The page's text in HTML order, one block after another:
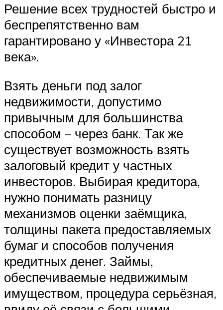
Решение всех трудностей быстро и
беспрепятственно вам
гарантировано у «Инвестора 21
века».
Взять деньги под залог
недвижимости, допустимо
привычным для большинства
способом – через банк. Так же
существует возможность взять
залоговый кредит у частных
инвесторов. Выбирая кредитора,
нужно понимать разницу
механизмов оценки заёмщика,
толщины пакета предоставляемых
бумаг и способов получения
кредитных денег. Займы,
обеспечиваемые недвижимым
имуществом, процедура серьёзная,